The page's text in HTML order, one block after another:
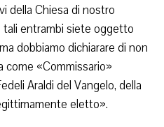
della Chiesa di nostro
tali entrambi siete oggetto
dobbiamo dichiarare di non
come «Commissario»
Araldi del Vangelo, della
eletto».